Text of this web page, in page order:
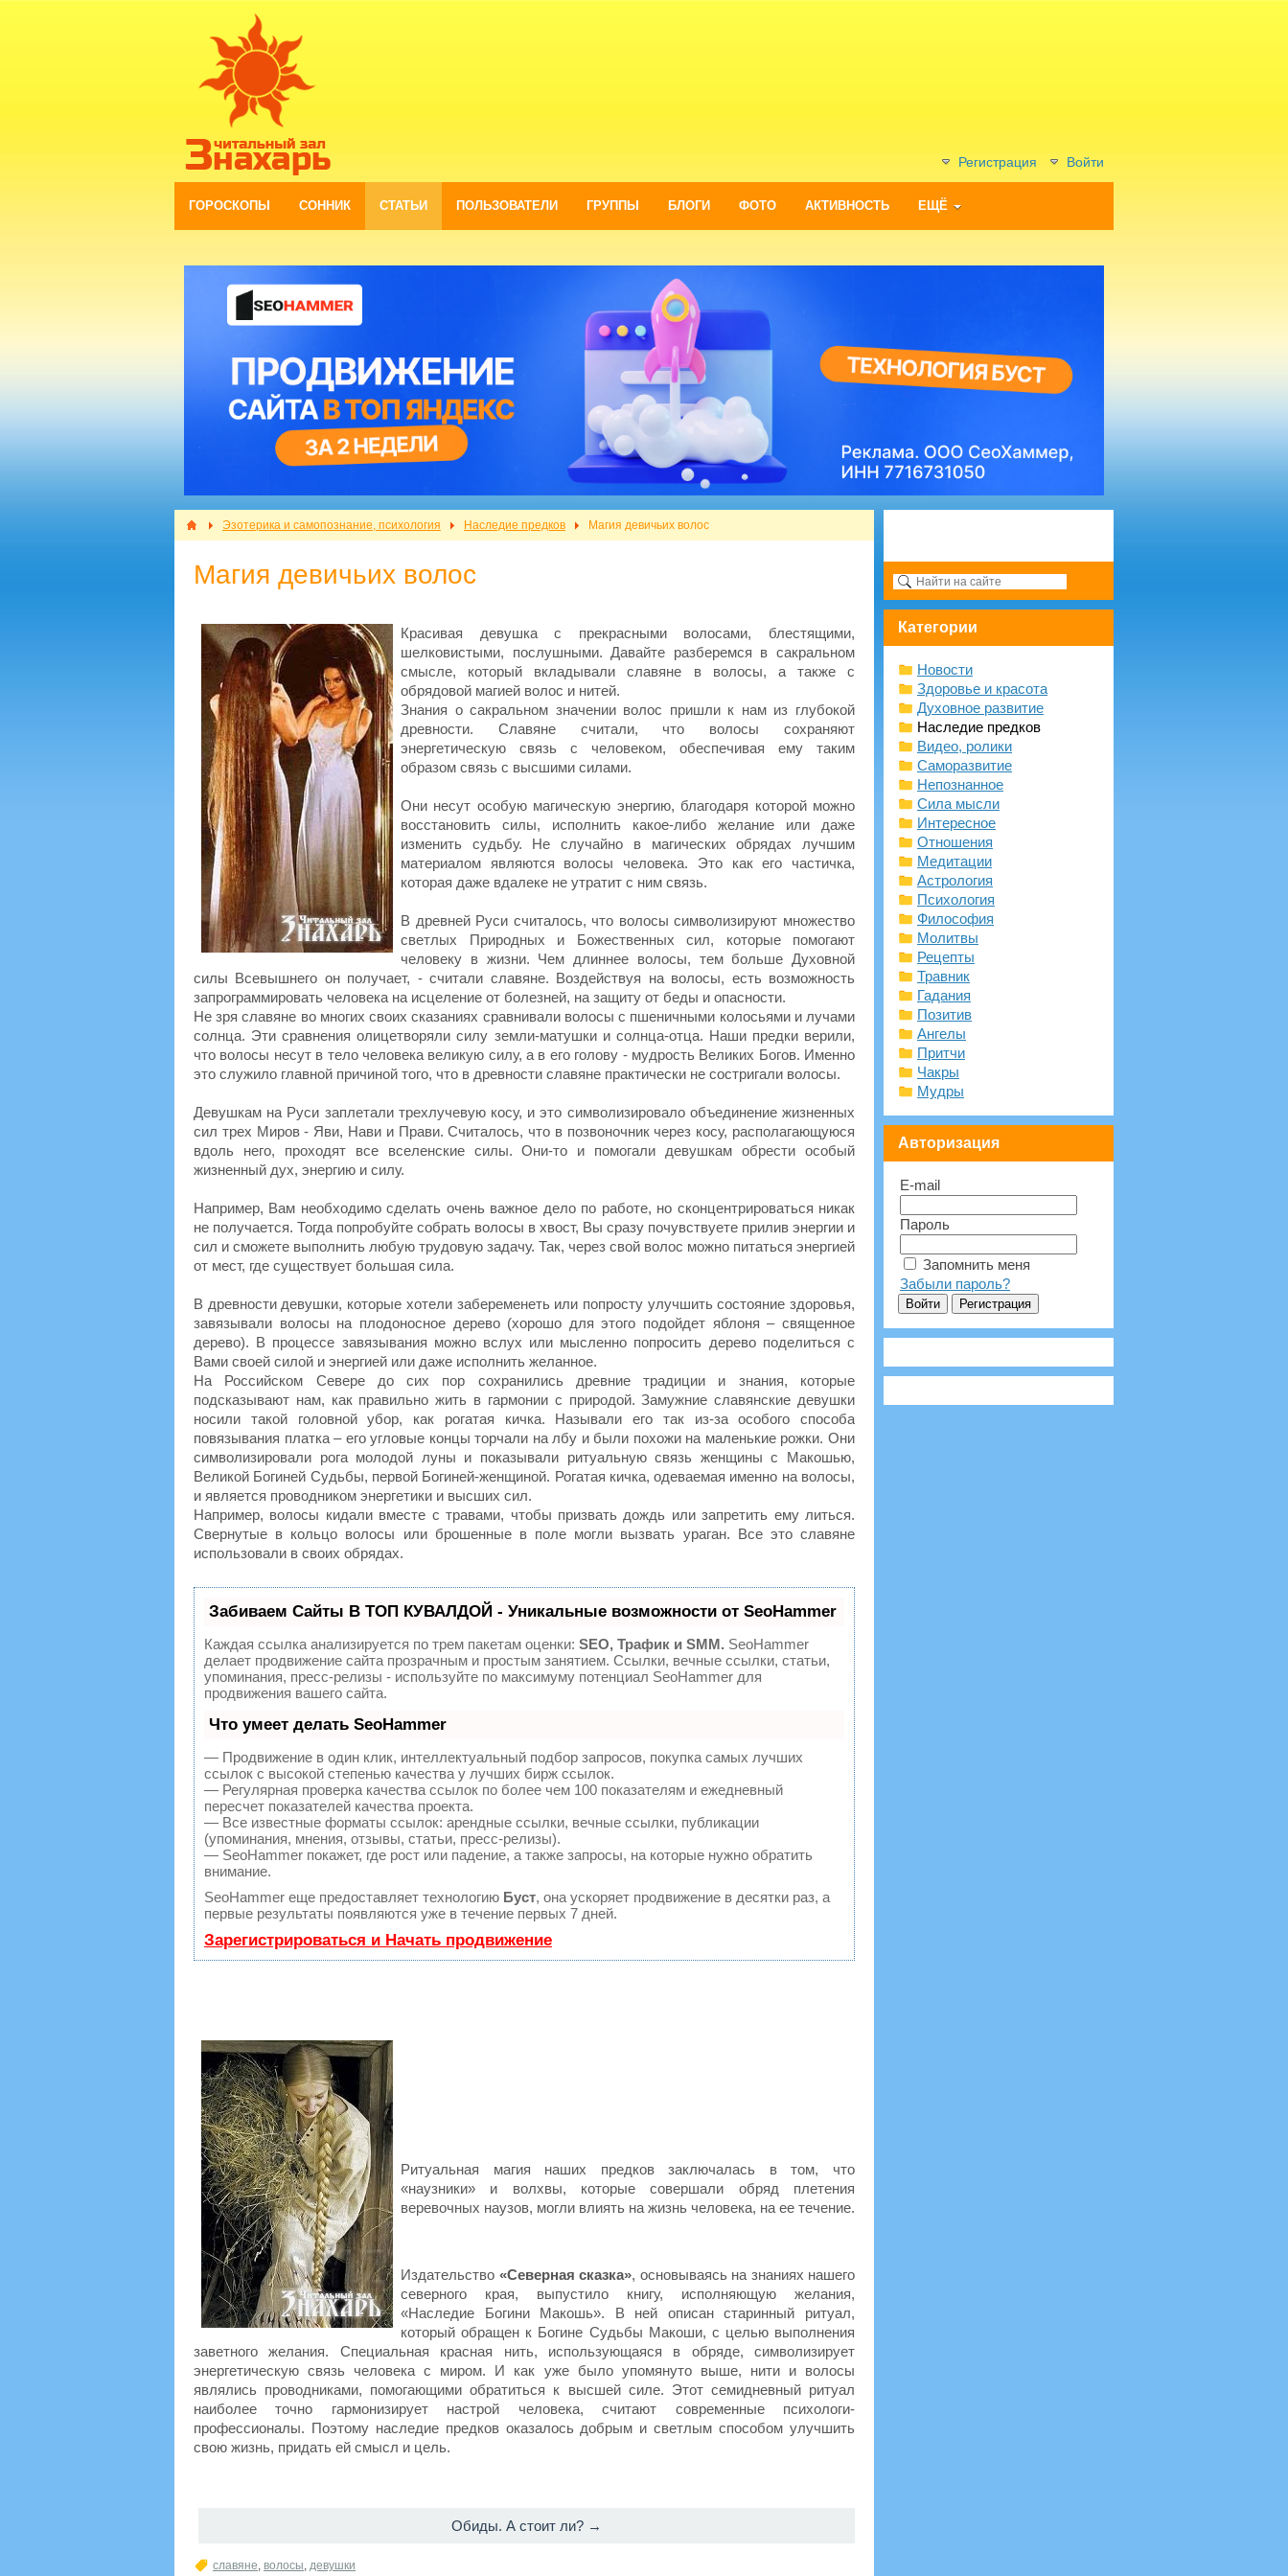
Регистрация Войти
ГОРОСКОПЫ СОННИК СТАТЬИ ПОЛЬЗОВАТЕЛИ ГРУППЫ БЛОГИ ФОТО АКТИВНОСТЬ ЕЩЁ
Эзотерика и самопознание, психология Наследие предков Магия девичьих волос
Магия девичьих волос
Красивая девушка с прекрасными волосами, блестящими,
шелковистыми, послушными. Давайте разберемся в сакральном
смысле, который вкладывали славяне в волосы, а также с
обрядовой магией волос и нитей.
Знания о сакральном значении волос пришли к нам из глубокой
древности. Славяне считали, что волосы сохраняют
энергетическую связь с человеком, обеспечивая ему таким
образом связь с высшими силами.
Они несут особую магическую энергию, благодаря которой можно
восстановить силы, исполнить какое-либо желание или даже
изменить судьбу. Не случайно в магических обрядах лучшим
материалом являются волосы человека. Это как его частичка,
которая даже вдалеке не утратит с ним связь.
В древней Руси считалось, что волосы символизируют множество
светлых Природных и Божественных сил, которые помогают
человеку в жизни. Чем длиннее волосы, тем больше Духовной
силы Всевышнего он получает, - считали славяне. Воздействуя на волосы, есть возможность
запрограммировать человека на исцеление от болезней, на защиту от беды и опасности.
Не зря славяне во многих своих сказаниях сравнивали волосы с пшеничными колосьями и лучами
солнца. Эти сравнения олицетворяли силу земли-матушки и солнца-отца. Наши предки верили,
что волосы несут в тело человека великую силу, а в его голову - мудрость Великих Богов. Именно
это служило главной причиной того, что в древности славяне практически не состригали волосы.
Девушкам на Руси заплетали трехлучевую косу, и это символизировало объединение жизненных
сил трех Миров - Яви, Нави и Прави. Считалось, что в позвоночник через косу, располагающуюся
вдоль него, проходят все вселенские силы. Они-то и помогали девушкам обрести особый
жизненный дух, энергию и силу.
Например, Вам необходимо сделать очень важное дело по работе, но сконцентрироваться никак
не получается. Тогда попробуйте собрать волосы в хвост, Вы сразу почувствуете прилив энергии и
сил и сможете выполнить любую трудовую задачу. Так, через свой волос можно питаться энергией
от мест, где существует большая сила.
В древности девушки, которые хотели забеременеть или попросту улучшить состояние здоровья,
завязывали волосы на плодоносное дерево (хорошо для этого подойдет яблоня – священное
дерево). В процессе завязывания можно вслух или мысленно попросить дерево поделиться с
Вами своей силой и энергией или даже исполнить желанное.
На Российском Севере до сих пор сохранились древние традиции и знания, которые
подсказывают нам, как правильно жить в гармонии с природой. Замужние славянские девушки
носили такой головной убор, как рогатая кичка. Называли его так из-за особого способа
повязывания платка – его угловые концы торчали на лбу и были похожи на маленькие рожки. Они
символизировали рога молодой луны и показывали ритуальную связь женщины с Макошью,
Великой Богиней Судьбы, первой Богиней-женщиной. Рогатая кичка, одеваемая именно на волосы,
и является проводником энергетики и высших сил.
Например, волосы кидали вместе с травами, чтобы призвать дождь или запретить ему литься.
Свернутые в кольцо волосы или брошенные в поле могли вызвать ураган. Все это славяне
использовали в своих обрядах.
Забиваем Сайты В ТОП КУВАЛДОЙ - Уникальные возможности от SeoHammer
Каждая ссылка анализируется по трем пакетам оценки: SEO, Трафик и SMM. SeoHammer
делает продвижение сайта прозрачным и простым занятием. Ссылки, вечные ссылки, статьи,
упоминания, пресс-релизы - используйте по максимуму потенциал SeoHammer для
продвижения вашего сайта.
Что умеет делать SeoHammer
— Продвижение в один клик, интеллектуальный подбор запросов, покупка самых лучших
ссылок с высокой степенью качества у лучших бирж ссылок.
— Регулярная проверка качества ссылок по более чем 100 показателям и ежедневный
пересчет показателей качества проекта.
— Все известные форматы ссылок: арендные ссылки, вечные ссылки, публикации
(упоминания, мнения, отзывы, статьи, пресс-релизы).
— SeoHammer покажет, где рост или падение, а также запросы, на которые нужно обратить
внимание.
SeoHammer еще предоставляет технологию Буст, она ускоряет продвижение в десятки раз, а
первые результаты появляются уже в течение первых 7 дней.
Зарегистрироваться и Начать продвижение
Ритуальная магия наших предков заключалась в том, что
«наузники» и волхвы, которые совершали обряд плетения
веревочных наузов, могли влиять на жизнь человека, на ее течение.
Издательство «Северная сказка», основываясь на знаниях нашего
северного края, выпустило книгу, исполняющую желания,
«Наследие Богини Макошь». В ней описан старинный ритуал,
который обращен к Богине Судьбы Макоши, с целью выполнения
заветного желания. Специальная красная нить, использующаяся в обряде, символизирует
энергетическую связь человека с миром. И как уже было упомянуто выше, нити и волосы
являлись проводниками, помогающими обратиться к высшей силе. Этот семидневный ритуал
наиболее точно гармонизирует настрой человека, считают современные психологи-
профессионалы. Поэтому наследие предков оказалось добрым и светлым способом улучшить
свою жизнь, придать ей смысл и цель.
Обиды. А стоит ли? →
славяне, волосы, девушки
Категории
Новости
Здоровье и красота
Духовное развитие
Наследие предков
Видео, ролики
Саморазвитие
Непознанное
Сила мысли
Интересное
Отношения
Медитации
Астрология
Психология
Философия
Молитвы
Рецепты
Травник
Гадания
Позитив
Ангелы
Притчи
Чакры
Мудры
Авторизация
E-mail
Пароль
Запомнить меня
Забыли пароль?